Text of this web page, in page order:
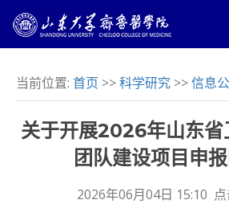
当前位置: 首页 >>科学研究 >>信息
关于开展2026年山东省
团队建设项目申
2026年06月04日 15:10